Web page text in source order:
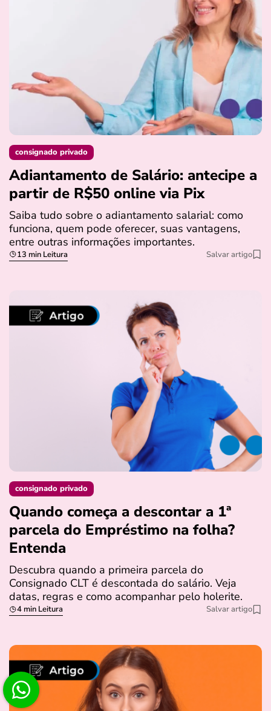
consignado privado
Adiantamento de Salário: antecipe a
partir de R$50 online via Pix
Saiba tudo sobre o adiantamento salarial: como
funciona, quem pode oferecer, suas vantagens,
entre outras informações importantes.
13 min Leitura Salvar artigo
consignado privado
Quando começa a descontar a 1ª
parcela do Empréstimo na folha?
Entenda
Descubra quando a primeira parcela do
Consignado CLT é descontada do salário. Veja
datas, regras e como acompanhar pelo holerite.
4 min Leitura Salvar artigo